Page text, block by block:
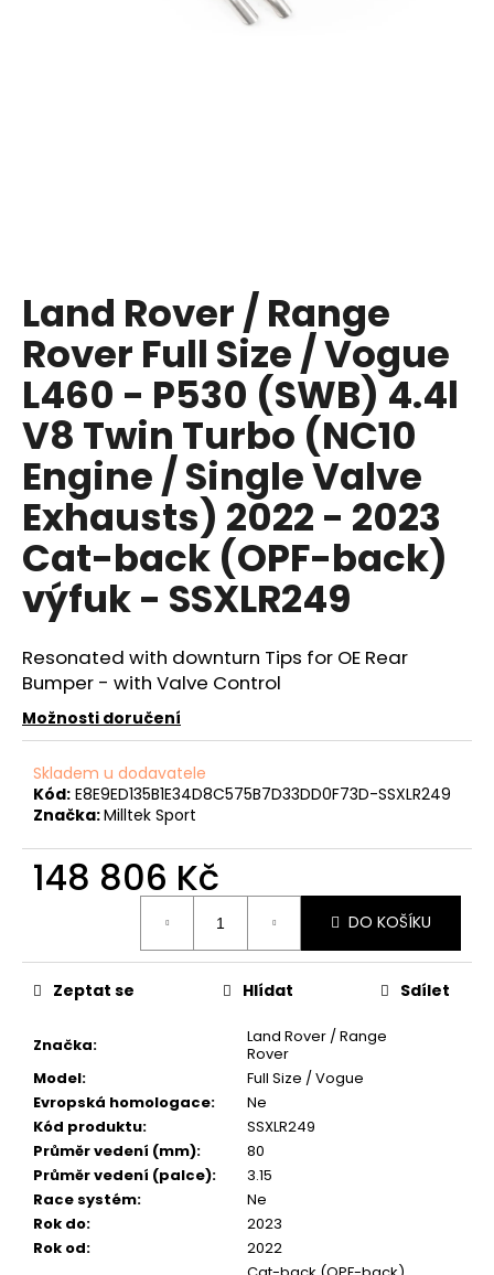
Land Rover / Range
Rover Full Size / Vogue
L460 - P530 (SWB) 4.4l
V8 Twin Turbo (NC10
Engine / Single Valve
Exhausts) 2022 - 2023
Cat-back (OPF-back)
výfuk - SSXLR249
Resonated with downturn Tips for OE Rear
Bumper - with Valve Control
Možnosti doručení
Skladem u dodavatele
Kód: E8E9ED135B1E34D8C575B7D33DD0F73D-SSXLR249
Značka:Milltek Sport
148 806 Kč
DO KOŠÍKU
Značka:
Land Rover / Range
Rover
Model:
Full Size / Vogue
Evropská homologace:
Ne
Kód produktu:
SSXLR249
Průměr vedení (mm):
80
Průměr vedení (palce):
3.15
Race systém:
Ne
Rok do:
2023
Rok od:
2022
Zeptat se Hlídat Sdílet
D
o
p
o
r
u
č
u
j
e
m
e
NGK
SPORTOVNÍ
SVÍČKY
2.0TFSI
EA113
EA888.1/2
849
Kč